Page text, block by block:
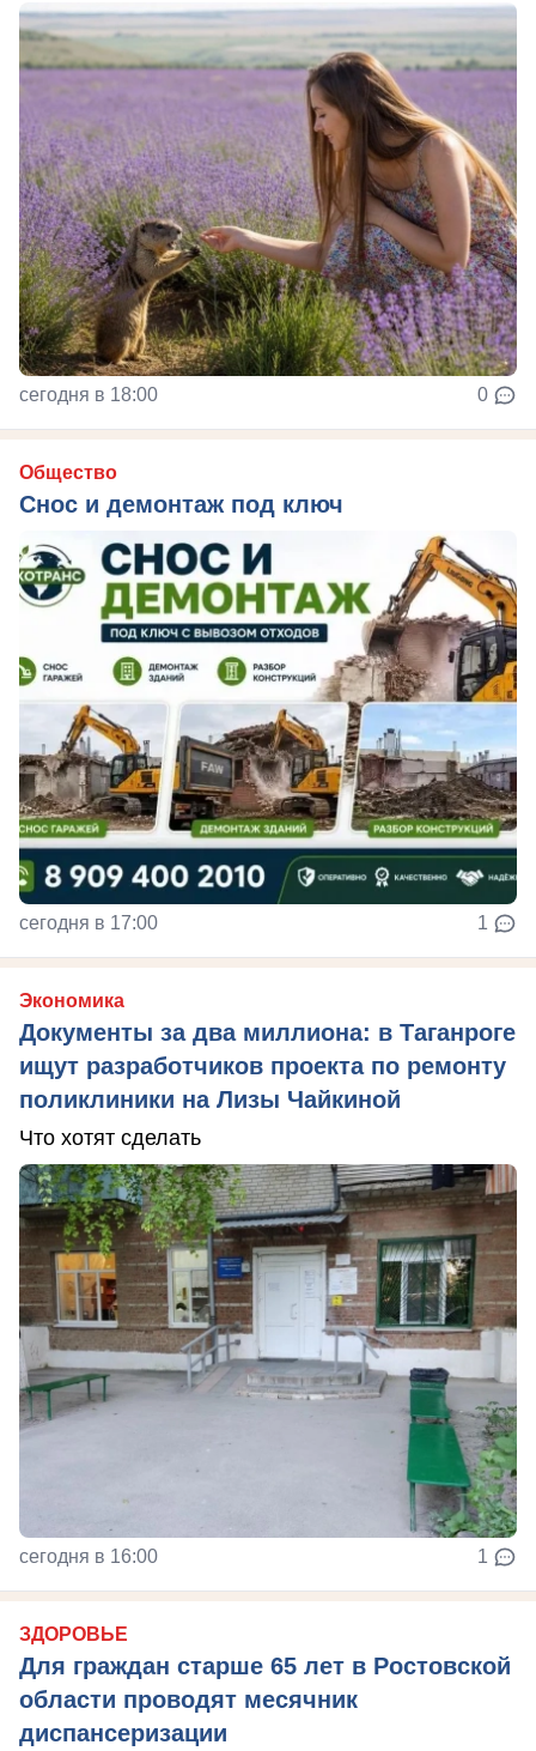
сегодня в 18:00 0
Общество
Снос и демонтаж под ключ
сегодня в 17:00 1
Экономика
Документы за два миллиона: в Таганроге
ищут разработчиков проекта по ремонту
поликлиники на Лизы Чайкиной
Что хотят сделать
сегодня в 16:00 1
ЗДОРОВЬЕ
Для граждан старше 65 лет в Ростовской
области проводят месячник
диспансеризации